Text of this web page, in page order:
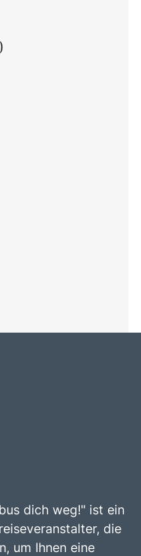
dich weg!" ist ein
die
um Ihnen eine